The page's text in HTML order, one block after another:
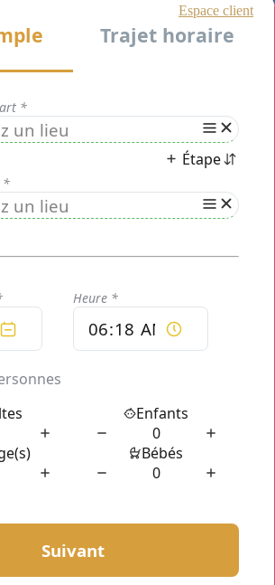
CLASSE VIP
CLASSE AFFAIRE
Paris
est une compagnie qui se
le transport de personnes sur
de France voir vers les provinces.
sur lesYvelines
pas,Le Vésinet (78110)répond